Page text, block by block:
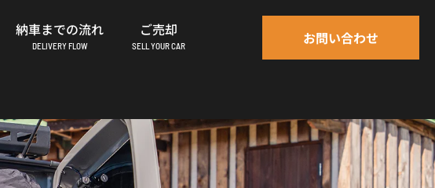
納車までの流れ
DELIVERY FLOW
ご売却
SELL YOUR CAR お問い合わせ